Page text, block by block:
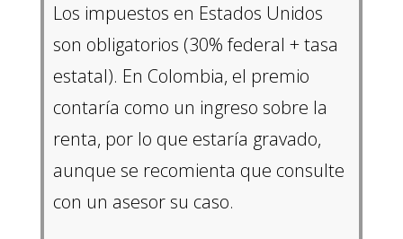
Los impuestos en Estados Unidos
son obligatorios (30% federal + tasa
estatal). En Colombia, el premio
contaría como un ingreso sobre la
renta, por lo que estaría gravado,
aunque se recomienta que consulte
con un asesor su caso.